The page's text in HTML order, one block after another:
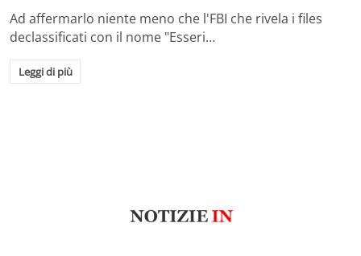
Ad affermarlo niente meno che l'FBI che rivela i files
declassificati con il nome "Esseri…
Leggi di più